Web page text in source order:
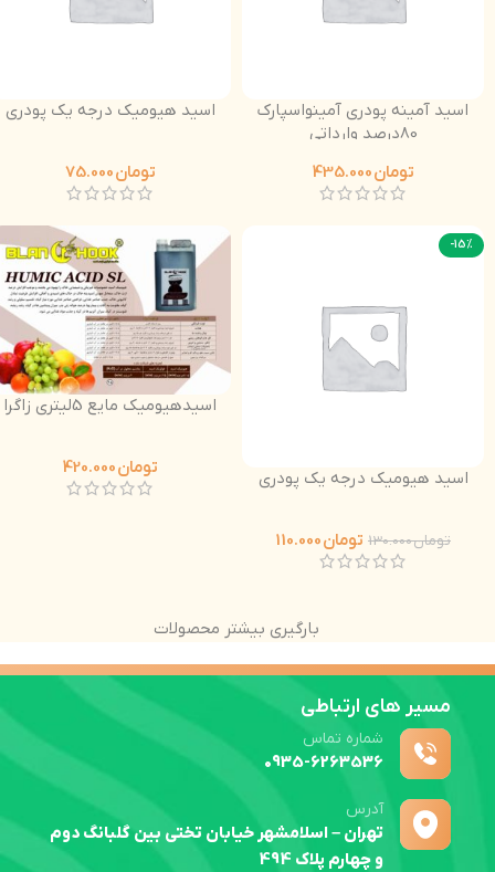
اسید آمینه پودری آمینواسپارک
80درصد وارداتی
تومان
اسید هیومیک درجه یک پودری
تومان
-15%
اسید هیومیک درجه یک پودری
تومان130.000 تومان
اسیدهیومیک مایع 5لیتری زاگرا
تومان
بارگیری بیشتر محصولات
مسیر های ارتباطی
شماره تماس
0935-6263536
آدرس
تهران – اسلامشهر خیابان تختی بین گلبانگ دوم
و چهارم پلاک 494